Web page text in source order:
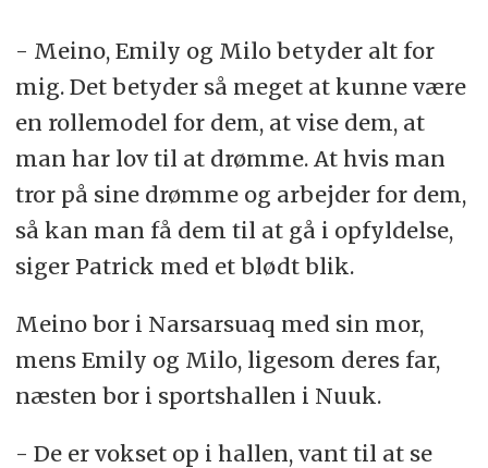
- Meino, Emily og Milo betyder alt for
mig. Det betyder så meget at kunne være
en rollemodel for dem, at vise dem, at
man har lov til at drømme. At hvis man
tror på sine drømme og arbejder for dem,
så kan man få dem til at gå i opfyldelse,
siger Patrick med et blødt blik.
Meino bor i Narsarsuaq med sin mor,
mens Emily og Milo, ligesom deres far,
næsten bor i sportshallen i Nuuk.
- De er vokset op i hallen, vant til at se